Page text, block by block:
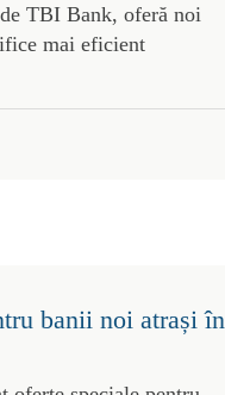
TBI Bank, oferă noi
mai eficient
banii noi atrași în